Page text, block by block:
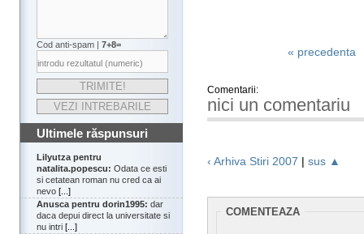
Cod anti-spam | 7+8=
Ultimele răspunsuri
Lilyutza pentru
natalita.popescu: Odata ce esti
si cetatean roman nu cred ca ai
nevo [...]
Anusca pentru dorin1995: dar
daca depui direct la universitate si
nu intri [...]
« precedenta
Comentarii:
nici un comentariu
‹ Arhiva Stiri 2007 | sus ▲
COMENTEAZA